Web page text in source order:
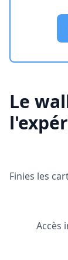
Le
Finies les
Accès